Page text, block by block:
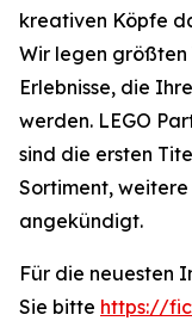
kreativen Köpfe
Wir legen
Erlebnisse, die
werden. LEGO
sind die ersten
Sortiment,
angekündigt.
Für die neuesten
Sie bitte https://